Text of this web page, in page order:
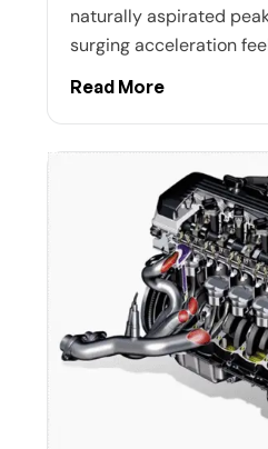
naturally aspirated
surging acceleration
Read More